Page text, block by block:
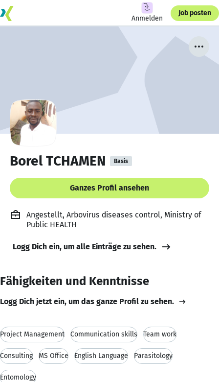
Anmelden
Job posten
Borel TCHAMEN Basis
Ganzes Profil ansehen
Angestellt, Arbovirus diseases control, Ministry of
Public HEALTH
Logg Dich ein, um alle Einträge zu sehen.
Fähigkeiten und Kenntnisse
Logg Dich jetzt ein, um das ganze Profil zu sehen.
Project Management Communication skills Team work
Consulting MS Office English Language Parasitology
Entomology